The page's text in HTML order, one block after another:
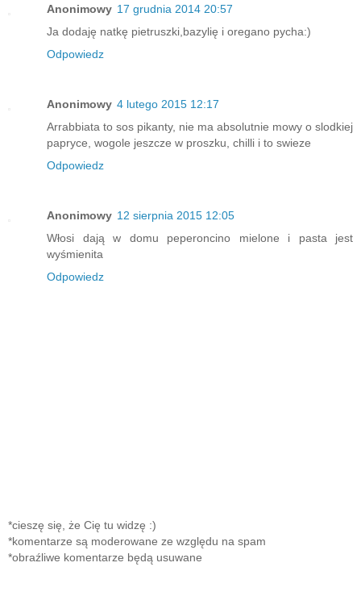
Anonimowy 17 grudnia 2014 20:57
Ja dodaję natkę pietruszki,bazylię i oregano pycha:)
Odpowiedz
Anonimowy 4 lutego 2015 12:17
Arrabbiata to sos pikanty, nie ma absolutnie mowy o slodkiej
papryce, wogole jeszcze w proszku, chilli i to swieze
Odpowiedz
Anonimowy 12 sierpnia 2015 12:05
Włosi dają w domu peperoncino mielone i pasta jest
wyśmienita
Odpowiedz
*cieszę się, że Cię tu widzę :)
*komentarze są moderowane ze względu na spam
*obraźliwe komentarze będą usuwane